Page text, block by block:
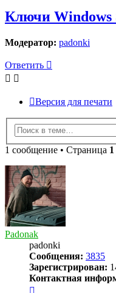
Ключи Windows
Модератор: padonki
Ответить
Версия для печати
1 сообщение • Страница 1
Padonak
padonki
Сообщения: 3835
Зарегистрирован:
Контактная